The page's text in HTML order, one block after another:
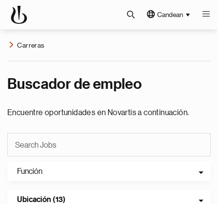
Candean
Carreras
Buscador de empleo
Encuentre oportunidades en Novartis a continuación.
Función
Ubicación (13)